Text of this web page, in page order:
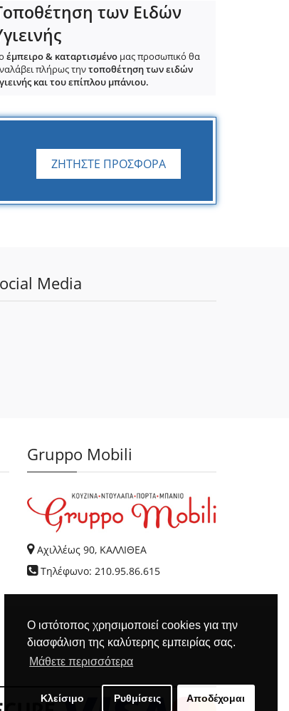
Ο ιστότοπος χρησιμοποιεί cookies για την
διασφάλιση της καλύτερης εμπειρίας σας.
Μάθετε περισσότερα
Κλείσιμο Ρυθμίσεις Αποδέχομαι
των Ειδών
έμπειρο & καταρτισμένο μας προσωπικό θα
πλήρως τηντοποθέτηση των ειδών
και του επίπλου μπάνιου.
ΖΗΤΗΣΤΕ ΠΡΟΣΦΟΡΑ
Media
Gruppo Mobili
Αχιλλέως 90, ΚΑΛΛΙΘΕΑ
Τηλέφωνο: 210.95.86.615